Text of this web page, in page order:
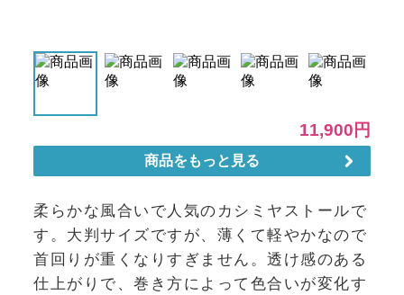
柔らかな風合いで人気のカシミヤストールで
す。大判サイズですが、薄くて軽やかなので
首回りが重くなりすぎません。透け感のある
仕上がりで、巻き方によって色合いが変化す